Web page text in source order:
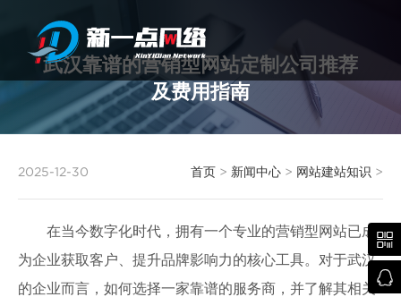
武汉靠谱的营销型网站定制公司推荐
及费用指南
2025-12-30 首页 > 新闻中心 > 网站建站知识 >
在当今数字化时代，拥有一个专业的营销型网站已成
为企业获取客户、提升品牌影响力的核心工具。对于武汉
的企业而言，如何选择一家靠谱的服务商，并了解其相关

